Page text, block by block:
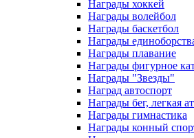
Награды хоккей
Награды волейбол
Награды баскетбол
Награды
Награды плавание
Награды фигурное
Награды "Звезды"
Наград автоспорт
Награды бег, легкая
Награды гимнастика
Награды конный